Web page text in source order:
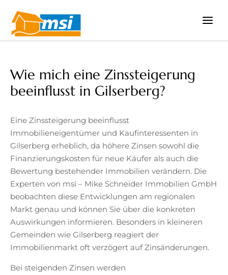
Inhalt
springen
Wie mich eine Zinssteigerung
beeinflusst in Gilserberg?
Eine Zinssteigerung beeinflusst
Immobilieneigentümer und Kaufinteressenten in
Gilserberg erheblich, da höhere Zinsen sowohl die
Finanzierungskosten für neue Käufer als auch die
Bewertung bestehender Immobilien verändern. Die
Experten von msi – Mike Schneider Immobilien GmbH
beobachten diese Entwicklungen am regionalen
Markt genau und können Sie über die konkreten
Auswirkungen informieren. Besonders in kleineren
Gemeinden wie Gilserberg reagiert der
Immobilienmarkt oft verzögert auf Zinsänderungen.
Bei steigenden Zinsen werden